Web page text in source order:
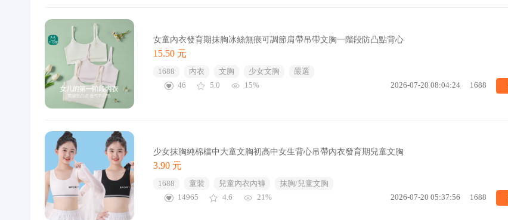
女童內衣發育期抹胸冰絲無痕可調節肩帶吊帶文胸一階段防凸點背心
15.50 元
1688 內衣 文胸 少女文胸
嚴選
46
5.0 15% 2026-07-20 08:04:24 1688
少女抹胸純棉檔中大童文胸初高中女生背心吊帶內衣發育期兒童文胸
3.90 元
1688 童裝 兒童內衣內褲
抹胸/兒童文胸
14965
4.6 21% 2026-07-20 05:37:56 1688